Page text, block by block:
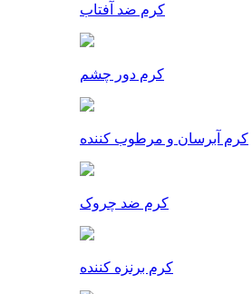
کرم ضد آفتاب
کرم دور چشم
کرم آبرسان و مرطوب کننده
کرم ضد چروک
کرم برنزه کننده